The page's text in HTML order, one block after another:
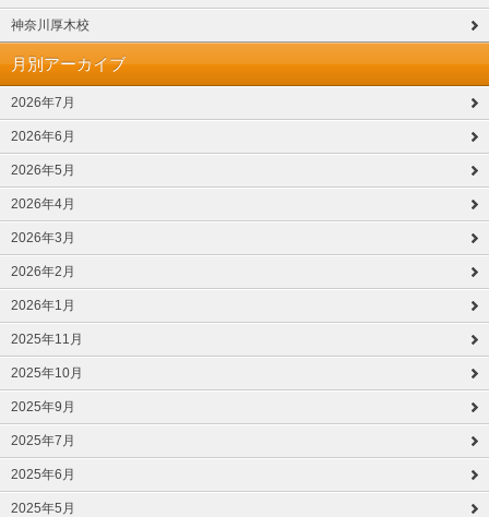
神奈川厚木校
月別アーカイブ
2026年7月
2026年6月
2026年5月
2026年4月
2026年3月
2026年2月
2026年1月
2025年11月
2025年10月
2025年9月
2025年7月
2025年6月
2025年5月